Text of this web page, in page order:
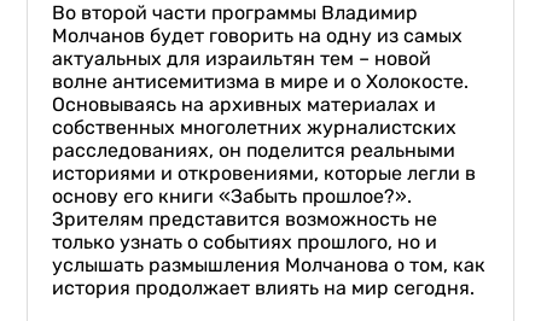
Во второй части программы Владимир
Молчанов будет говорить на одну из самых
актуальных для израильтян тем – новой
волне антисемитизма в мире и о Холокосте.
Основываясь на архивных материалах и
собственных многолетних журналистских
расследованиях, он поделится реальными
историями и откровениями, которые легли в
основу его книги «Забыть прошлое?».
Зрителям представится возможность не
только узнать о событиях прошлого, но и
услышать размышления Молчанова о том, как
история продолжает влиять на мир сегодня.